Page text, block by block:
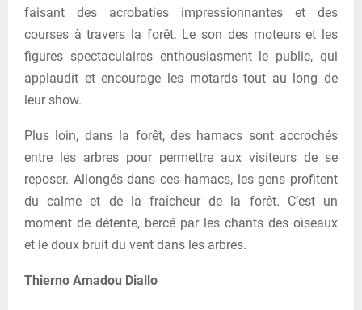
faisant des acrobaties impressionnantes et des
courses à travers la forêt. Le son des moteurs et les
figures spectaculaires enthousiasment le public, qui
applaudit et encourage les motards tout au long de
leur show.
Plus loin, dans la forêt, des hamacs sont accrochés
entre les arbres pour permettre aux visiteurs de se
reposer. Allongés dans ces hamacs, les gens profitent
du calme et de la fraîcheur de la forêt. C’est un
moment de détente, bercé par les chants des oiseaux
et le doux bruit du vent dans les arbres.
Thierno Amadou Diallo